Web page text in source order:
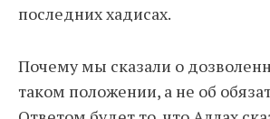
последних хадисах.
Почему мы сказали о
таком положении, а не об